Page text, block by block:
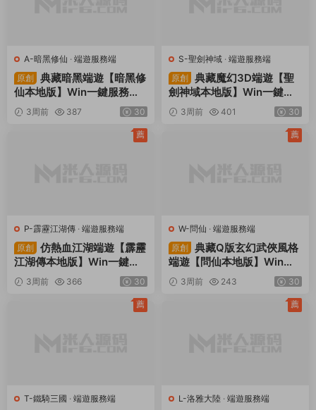
A-暗黑修仙 · 端遊服務端
原創
典藏暗黑端遊【暗黑修
仙本地版】Win一鍵服務端+
PC客戶端+視頻架設教程
3周前 387 30
S-聖劍神域 · 端遊服務端
原創
典藏魔幻3D端遊【聖
劍神域本地版】Win一鍵服
務端+PC客戶端+GM工具
+視頻架設教程
3周前 401 30
P-霹靂江湖傳 · 端遊服務端
原創
仿熱血江湖端遊【霹靂
江湖傳本地版】Win一鍵服
務端+PC客戶端+GM充值後
台+視頻架設教程
3周前 366 30
薦
W-問仙 · 端遊服務端
原創
典藏Q版玄幻武俠風格
端遊【問仙本地版】Win一
鍵服務端+PC客戶端+GM指
令+視頻架設教程
3周前 243 30
薦
T-鐵騎三國 · 端遊服務端
薦
L-洛雅大陸 · 端遊服務端
薦